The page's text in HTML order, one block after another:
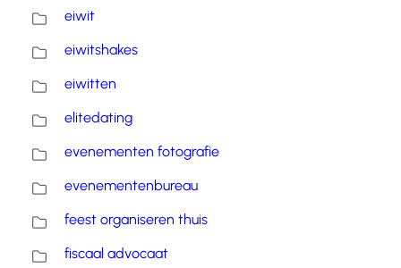
eiwit
eiwitshakes
eiwitten
elitedating
evenementen fotografie
evenementenbureau
feest organiseren thuis
fiscaal advocaat